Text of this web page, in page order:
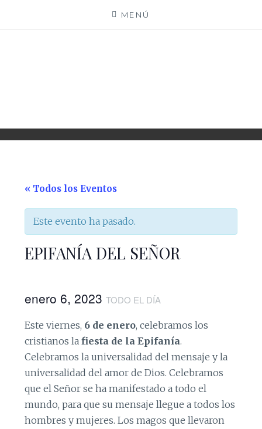
MENÚ
« Todos los Eventos
Este evento ha pasado.
EPIFANÍA DEL SEÑOR
enero 6, 2023TODO EL DÍA
Este viernes, 6 de enero, celebramos los
cristianos lafiesta de la Epifanía.
Celebramos la universalidad del mensaje y la
universalidad del amor de Dios. Celebramos
que el Señor se ha manifestado a todo el
mundo, para que su mensaje llegue a todos los
hombres y mujeres. Los magos que llevaron